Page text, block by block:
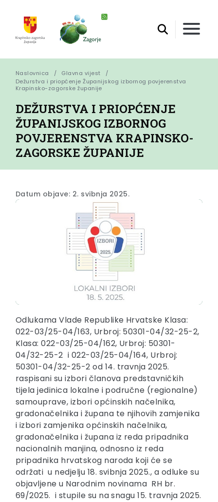
Naslovnica
Glavna vijest
Dežurstva i priopćenje Županijskog izbornog povjerenstva
Krapinsko-zagorske županije
DEŽURSTVA I PRIOPĆENJE
ŽUPANIJSKOG IZBORNOG
POVJERENSTVA KRAPINSKO-
ZAGORSKE ŽUPANIJE
Datum objave: 2. svibnja 2025.
Odlukama Vlade Republike Hrvatske Klasa:
022-03/25-04/163, Urbroj: 50301-04/32-25-2,
Klasa: 022-03/25-04/162, Urbroj: 50301-
04/32-25-2 i 022-03/25-04/164, Urbroj:
50301-04/32-25-2 od 14. travnja 2025.
raspisani su izbori članova predstavničkih
tijela jedinica lokalne i područne (regionalne)
samouprave, izbori općinskih načelnika,
gradonačelnika i župana te njihovih zamjenika
i izbori zamjenika općinskih načelnika,
gradonačelnika i župana iz reda pripadnika
nacionalnih manjina, odnosno iz reda
pripadnika hrvatskog naroda koji će se
održati u nedjelju 18. svibnja 2025., a odluke su
objavljene u Narodnim novinama RH br.
69/2025. i stupile su na snagu 15. travnja 2025.